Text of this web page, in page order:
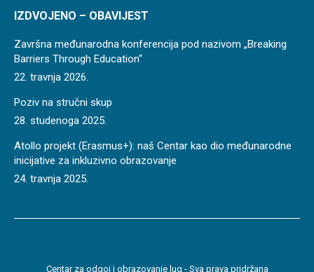
IZDVOJENO – OBAVIJEST
Završna međunarodna konferencija pod nazivom „Breaking
Barriers Through Education“
22. travnja 2026.
Poziv na stručni skup
28. studenoga 2025.
Atollo projekt (Erasmus+): naš Centar kao dio međunarodne
inicijative za inkluzivno obrazovanje
24. travnja 2025.
Centar za odgoj i obrazovanje lug - Sva prava pridržana